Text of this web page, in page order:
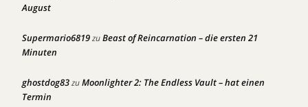
August
Supermario6819zuBeast of Reincarnation – die ersten 21
Minuten
ghostdog83zuMoonlighter 2: The Endless Vault – hat einen
Termin